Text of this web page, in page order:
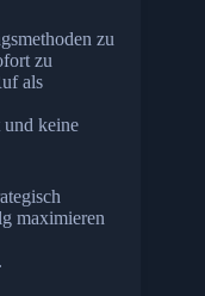
zu
zu
als
keine
maximieren